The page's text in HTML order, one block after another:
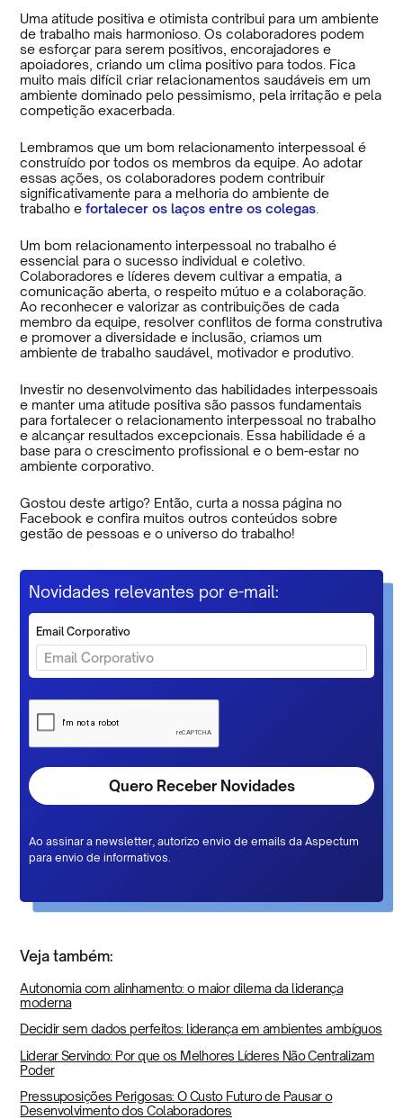
Uma atitude positiva e otimista contribui para um ambiente
de trabalho mais harmonioso. Os colaboradores podem
se esforçar para serem positivos, encorajadores e
apoiadores, criando um clima positivo para todos. Fica
muito mais difícil criar relacionamentos saudáveis em um
ambiente dominado pelo pessimismo, pela irritação e pela
competição exacerbada.
Lembramos que um bom relacionamento interpessoal é
construído por todos os membros da equipe. Ao adotar
essas ações, os colaboradores podem contribuir
significativamente para a melhoria do ambiente de
trabalho e fortalecer os laços entre os colegas
Um bom relacionamento interpessoal no trabalho é
essencial para o sucesso individual e coletivo.
Colaboradores e líderes devem cultivar a empatia, a
comunicação aberta, o respeito mútuo e a colaboração.
Ao reconhecer e valorizar as contribuições de cada
membro da equipe, resolver conflitos de forma construtiva
e promover a diversidade e inclusão, criamos um
ambiente de trabalho saudável, motivador e produtivo.
Investir no desenvolvimento das habilidades interpessoais
e manter uma atitude positiva são passos fundamentais
para fortalecer o relacionamento interpessoal no trabalho
e alcançar resultados excepcionais. Essa habilidade é a
base para o crescimento profissional e o bem-estar no
ambiente corporativo.
Gostou deste artigo? Então, curta a nossa página no
Facebook e confira muitos outros conteúdos sobre
gestão de pessoas e o universo do trabalho!
Novidades relevantes por e-mail:
Email Corporativo
Ao assinar a newsletter, autorizo envio de emails da Aspectum
para envio de informativos.
Veja também:
Autonomia com alinhamento: o maior dilema da liderança
moderna
Decidir sem dados perfeitos: liderança em ambientes ambíguos
Liderar Servindo: Por que os Melhores Líderes Não Centralizam
Poder
Pressuposições Perigosas: O Custo Futuro de Pausar o
Desenvolvimento dos Colaboradores